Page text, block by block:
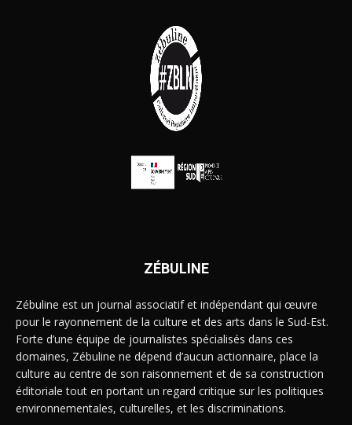
ZÉBULINE
Zébuline est un journal associatif et indépendant qui œuvre
pour le rayonnement de la culture et des arts dans le Sud-Est.
Forte d’une équipe de journalistes spécialisés dans ces
domaines, Zébuline ne dépend d’aucun actionnaire, place la
culture au centre de son raisonnement et de sa construction
éditoriale tout en portant un regard critique sur les politiques
environnementales, culturelles, et les discriminations.